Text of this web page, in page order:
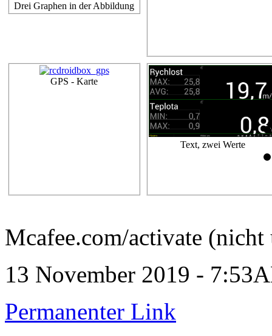
Drei Graphen in der Abbildung
GPS - Karte
Text, zwei Werte
Mcafee.com/activate
13 November 2019 -
Permanenter Link